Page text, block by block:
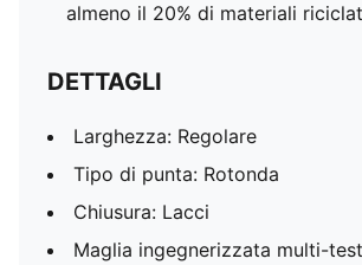
almeno il 20% di materiali
DETTAGLI
Larghezza: Regolare
Tipo di punta: Rotonda
Chiusura: Lacci
Maglia ingegnerizzata multi-